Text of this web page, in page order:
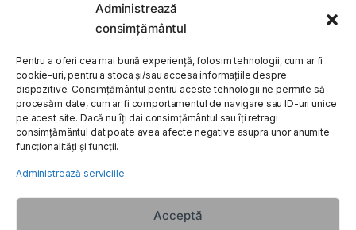
Administrează
consimțământul
Pentru a oferi cea mai bună experiență, folosim tehnologii, cum ar fi
cookie-uri, pentru a stoca și/sau accesa informațiile despre
dispozitive. Consimțământul pentru aceste tehnologii ne permite să
procesăm date, cum ar fi comportamentul de navigare sau ID-uri unice
pe acest site. Dacă nu îți dai consimțământul sau îți retragi
consimțământul dat poate avea afecte negative asupra unor anumite
funcționalități și funcții.
Administrează serviciile
Acceptă
My Account
Customer Care
About Us